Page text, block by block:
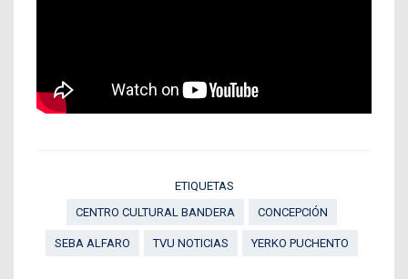
ETIQUETAS
CENTRO CULTURAL BANDERA
CONCEPCIÓN
SEBA ALFARO TVU NOTICIAS YERKO PUCHENTO